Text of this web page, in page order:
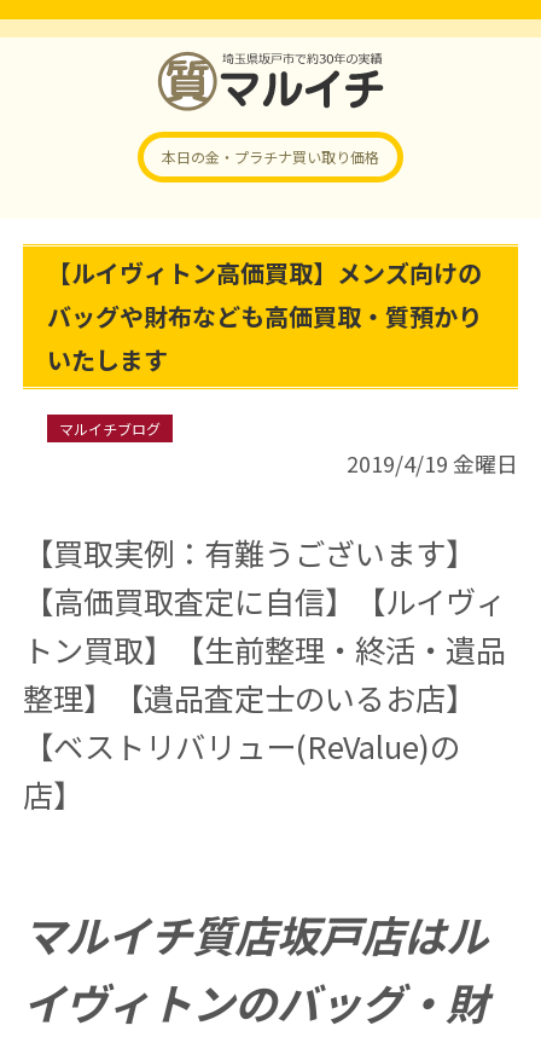
本日の金・プラチナ買い取り価格
【ルイヴィトン高価買取】メンズ向けの
バッグや財布なども高価買取・質預かり
いたします
マルイチブログ
2019/4/19 金曜日
【買取実例：有難うございます】
【高価買取査定に自信】【ルイヴィ
トン買取】【生前整理・終活・遺品
整理】【遺品査定士のいるお店】
【ベストリバリュー(ReValue)の
店】
マルイチ質店坂戸店はル
イヴィトンのバッグ・財